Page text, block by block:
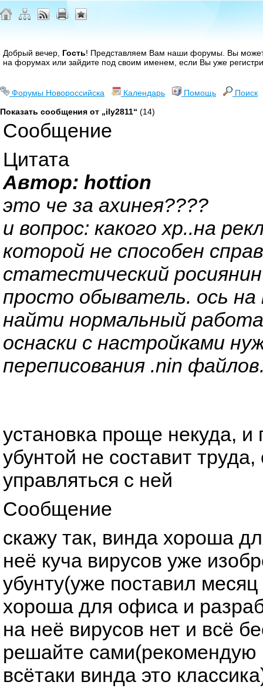
Добрый вечер, Гость! Представляем Вам наши форумы. Вы
на форумах или зайдите под своим именем, если Вы уже
Форумы Новороссийска Календарь Помощь
Поиск
Показать сообщения от „ily2811“ (14)
Сообщение
Цитата
Автор: hottion
это че за ахинея????
и вопрос: какого хр..на
которой не способен
статестический
просто обыватель. ось
найти нормальный
оснаски с настройками
переписования .nin
установка проще некуда, и
убунтой не составит труда,
управляться с ней
Сообщение
скажу так, винда хороша
неё куча вирусов уже
убунту(уже поставил
хороша для офиса и
на неё вирусов нет и всё
решайте сами(рекомендую
всётаки винда это